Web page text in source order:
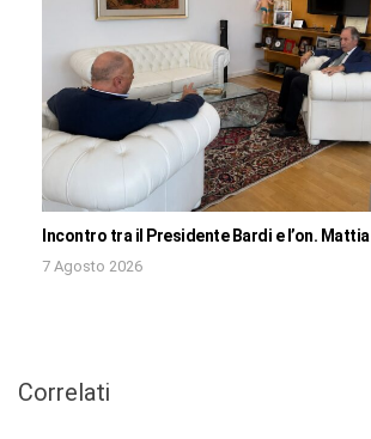
Incontro tra il Presidente Bardi e l’on. Mattia
7 Agosto 2026
Correlati